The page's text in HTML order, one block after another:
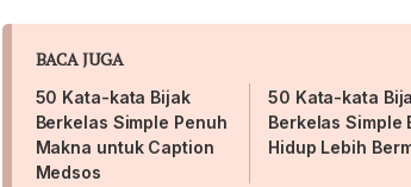
BACA JUGA
50 Kata-kata Bijak
Berkelas Simple Penuh
Makna untuk Caption
Medsos
50 Kata-kata
Berkelas Simple
Hidup Lebih